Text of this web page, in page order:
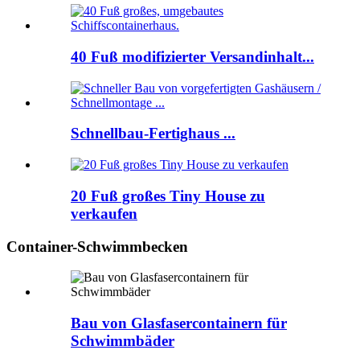
40 Fuß modifizierter Versandinhalt...
Schnellbau-Fertighaus ...
20 Fuß großes Tiny House zu
verkaufen
Container-Schwimmbecken
Bau von Glasfasercontainern für
Schwimmbäder